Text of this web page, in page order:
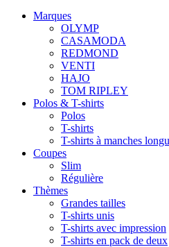
Marques
OLYMP
CASAMODA
REDMOND
VENTI
HAJO
TOM RIPLEY
Polos & T-shirts
Polos
T-shirts
T-shirts à manches
Coupes
Slim
Régulière
Thèmes
Grandes tailles
T-shirts unis
T-shirts avec impression
T-shirts en pack de deux